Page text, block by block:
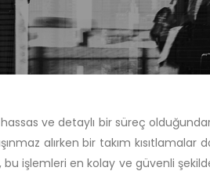
ve detaylı bir süreç
alırken bir takım kısıtlamalar
işlemleri en kolay ve güvenli